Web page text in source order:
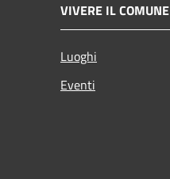
VIVERE IL COMUNE
Luoghi
Eventi